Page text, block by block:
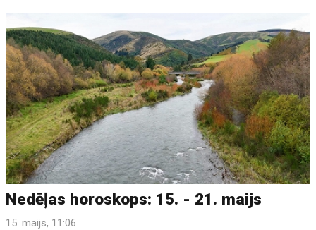
Nedēļas horoskops: 15. - 21. maijs
15. maijs, 11:06